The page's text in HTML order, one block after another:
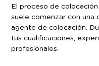
El proceso de
suele comenzar con una
agente de colocación.
tus cualificaciones,
profesionales.